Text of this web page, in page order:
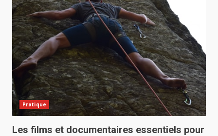
Pratique
Les films et documentaires essentiels pour